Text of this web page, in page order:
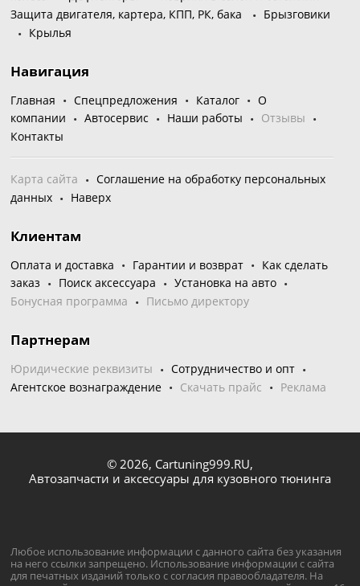
Защита двигателя, картера, КПП, РК, бака
Брызговики
Крылья
Навигация
Главная Спецпредложения Каталог
О
компании
Автосервис Наши работы
Отзывы
Контакты
Карта сайта
Соглашение на обработку персональных
данных
Наверх
Клиентам
Оплата и доставка Гарантии и возврат
Как сделать
заказ
Поиск аксессуара
Установка на авто
Бонусная программа
Письмо директору
Партнерам
Юридические реквизиты
Сотрудничество и опт
Агентское вознаграждение
Скачать прайс Реклама
© 2026, Cartuning999.RU,
Автозапчасти и аксессуары для кузовного тюнинга
Любое использование информации с данного сайта без указания
на него ссылки запрещено. Использование информации с сайта
для печатных изданий только с согласия правообладателя. На